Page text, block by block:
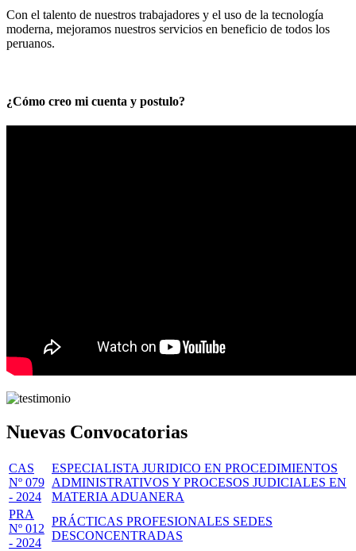
Con el talento de nuestros trabajadores y el uso de la tecnología
moderna, mejoramos nuestros servicios en beneficio de todos los
peruanos.
¿Cómo creo mi cuenta y postulo?
Nuevas Convocatorias
CAS
Nº 079
- 2024
ESPECIALISTA JURIDICO EN PROCEDIMIENTOS
ADMINISTRATIVOS Y PROCESOS JUDICIALES EN
MATERIA ADUANERA
PRA
Nº 012
- 2024
PRÁCTICAS PROFESIONALES SEDES
DESCONCENTRADAS